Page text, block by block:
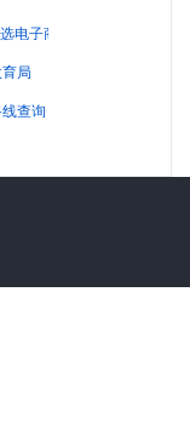
电子商务有限公司
局
查询